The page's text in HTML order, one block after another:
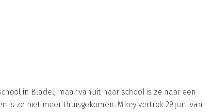
in Bladel, maar vanuit haar school is ze naar een
is ze niet meer thuisgekomen. Mikey vertrok 29 juni van